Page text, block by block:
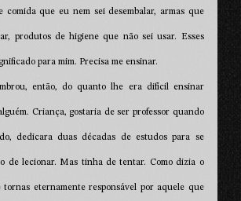
que eu nem sei desembalar, armas que
produtos de higiene que não sei usar. Esses
para mim. Precisa me ensinar.
então, do quanto lhe era difícil ensinar
Criança, gostaria de ser professor quando
dedicara duas décadas de estudos para se
de lecionar. Mas tinha de tentar. Como dizia o
eternamente responsável por aquele que